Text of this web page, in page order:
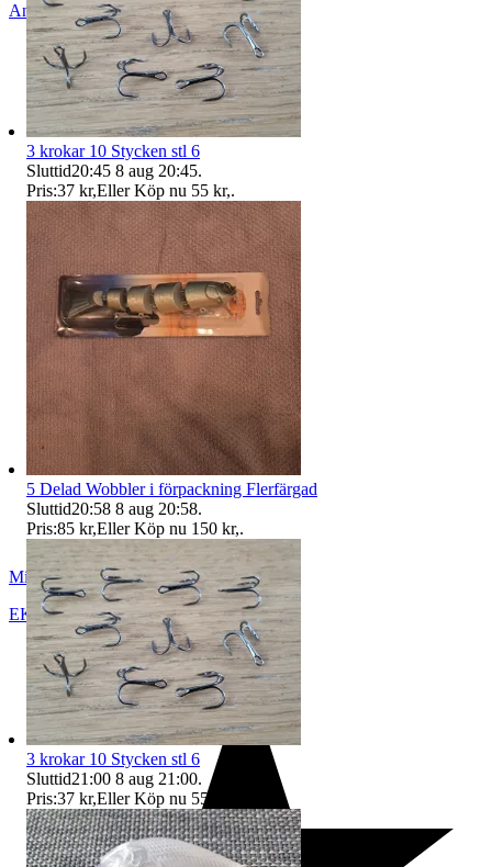
Anmäl Sälj liknande
Mister X
EKSJÖ,Sverige
3 krokar 10 Stycken stl 6
Sluttid20:45 8 aug 20:45.
Pris:37 kr,Eller Köp nu 55 kr,.
5 Delad Wobbler i förpackning Flerfärgad
Sluttid20:58 8 aug 20:58.
Pris:85 kr,Eller Köp nu 150 kr,.
3 krokar 10 Stycken stl 6
Sluttid21:00 8 aug 21:00.
Pris:37 kr,Eller Köp nu 55 kr